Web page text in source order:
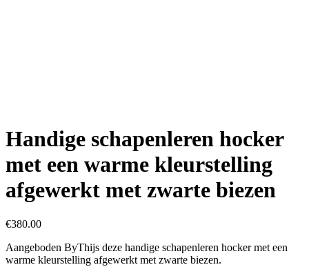
Handige schapenleren hocker
met een warme kleurstelling
afgewerkt met zwarte biezen
€380.00
Aangeboden ByThijs deze handige schapenleren hocker met een
warme kleurstelling afgewerkt met zwarte biezen.